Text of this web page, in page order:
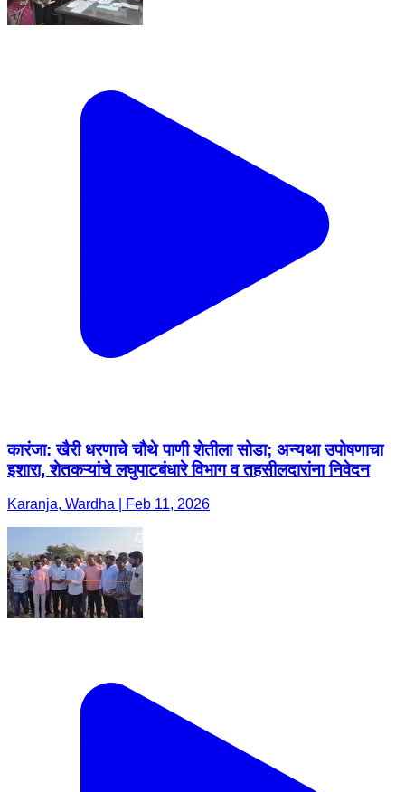
कारंजा: खैरी धरणाचे चौथे पाणी शेतीला सोडा; अन्यथा उपोषणाचा
इशारा, शेतकऱ्यांचे लघुपाटबंधारे विभाग व तहसीलदारांना निवेदन
Karanja, Wardha | Feb 11, 2026